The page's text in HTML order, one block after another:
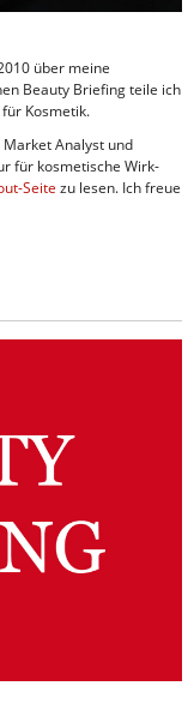
über meine
Beauty Briefing teile ich
Kosmetik.
Analyst und
für kosmetische Wirk-
Seite zu lesen. Ich freue